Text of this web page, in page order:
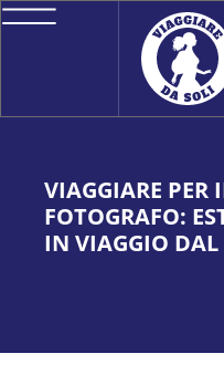
VIAGGIARE PER
FOTOGRAFO:
IN VIAGGIO DAL